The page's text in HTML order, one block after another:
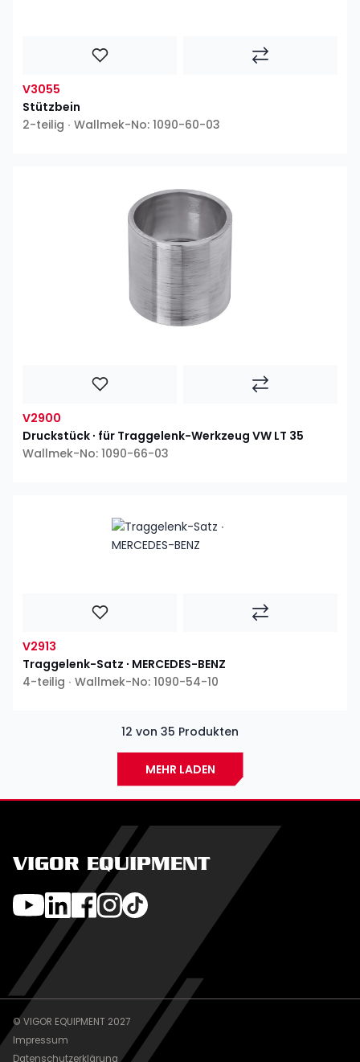
V3055
Stützbein
2-teilig ∙ Wallmek-No: 1090-60-03
V2900
Druckstück ∙ für Traggelenk-Werkzeug VW LT 35
Wallmek-No: 1090-66-03
V2913
Traggelenk-Satz ∙ MERCEDES-BENZ
4-teilig ∙ Wallmek-No: 1090-54-10
12 von 35 Produkten
MEHR LADEN
VIGOR EQUIPMENT
© VIGOR EQUIPMENT 2027
Impressum
Datenschutzerklärung